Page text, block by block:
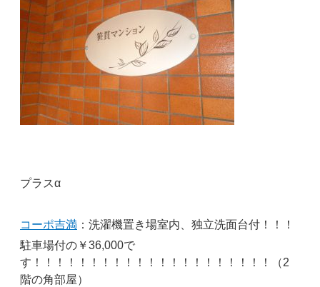
プラスα
コーポ吉満 ：洗濯機置き場室内、独立洗面台付！！！
駐車場付の￥36,000で
す！！！！！！！！！！！！！！！！！！！！！（2
階の角部屋）